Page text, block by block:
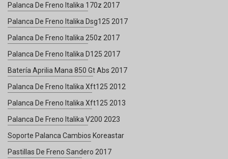
Palanca De Freno Italika 170z 2017
Palanca De Freno Italika Dsg125 2017
Palanca De Freno Italika 250z 2017
Palanca De Freno Italika D125 2017
Batería Aprilia Mana 850 Gt Abs 2017
Palanca De Freno Italika Xft125 2012
Palanca De Freno Italika Xft125 2013
Palanca De Freno Italika V200 2023
Soporte Palanca Cambios Koreastar
Pastillas De Freno Sandero 2017